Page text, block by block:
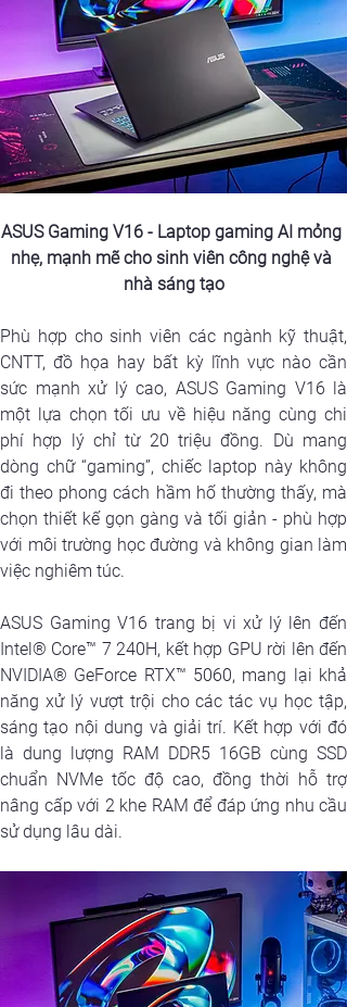
ASUS Gaming V16 - Laptop gaming AI mỏng
nhẹ, mạnh mẽ cho sinh viên công nghệ và
nhà sáng tạo
Phù hợp cho sinh viên các ngành kỹ thuật,
CNTT, đồ họa hay bất kỳ lĩnh vực nào cần
sức mạnh xử lý cao, ASUS Gaming V16 là
một lựa chọn tối ưu về hiệu năng cùng chi
phí hợp lý chỉ từ 20 triệu đồng. Dù mang
dòng chữ “gaming”, chiếc laptop này không
đi theo phong cách hầm hố thường thấy, mà
chọn thiết kế gọn gàng và tối giản - phù hợp
với môi trường học đường và không gian làm
việc nghiêm túc.
ASUS Gaming V16 trang bị vi xử lý lên đến
Intel® Core™ 7 240H, kết hợp GPU rời lên đến
NVIDIA® GeForce RTX™ 5060, mang lại khả
năng xử lý vượt trội cho các tác vụ học tập,
sáng tạo nội dung và giải trí. Kết hợp với đó
là dung lượng RAM DDR5 16GB cùng SSD
chuẩn NVMe tốc độ cao, đồng thời hỗ trợ
nâng cấp với 2 khe RAM để đáp ứng nhu cầu
sử dụng lâu dài.